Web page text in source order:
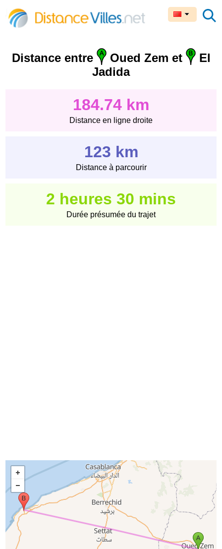
Distance entre Oued Zem et
El
Jadida
184.74 km
Distance en ligne droite
123 km
Distance à parcourir
2 heures 30 mins
Durée présumée du trajet